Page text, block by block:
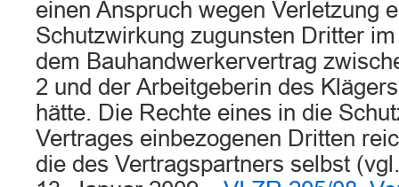
einen Anspruch wegen Verletzung
Schutzwirkung zugunsten Dritter
dem Bauhandwerkervertrag
2 und der Arbeitgeberin des
hätte. Die Rechte eines in die
Vertrages einbezogenen Dritten
die des Vertragspartners selbst